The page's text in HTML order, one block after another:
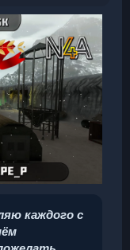
каждого с